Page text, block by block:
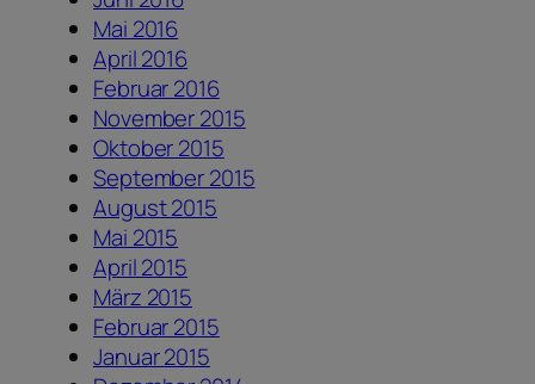
Mai 2016
April 2016
Februar 2016
November 2015
Oktober 2015
September 2015
August 2015
Mai 2015
April 2015
März 2015
Februar 2015
Januar 2015